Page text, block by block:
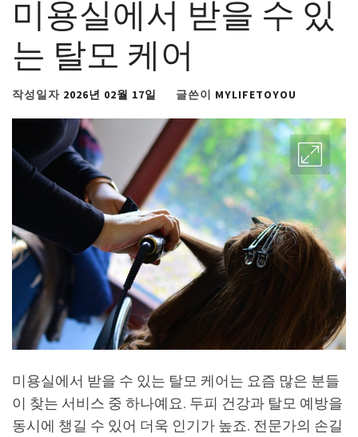
미용실에서 받을 수 있
는 탈모 케어
작성일자 2026년 02월 17일 글쓴이 MYLIFETOYOU
미용실에서 받을 수 있는 탈모 케어는 요즘 많은 분들
이 찾는 서비스 중 하나예요. 두피 건강과 탈모 예방을
동시에 챙길 수 있어 더욱 인기가 높죠. 전문가의 손길